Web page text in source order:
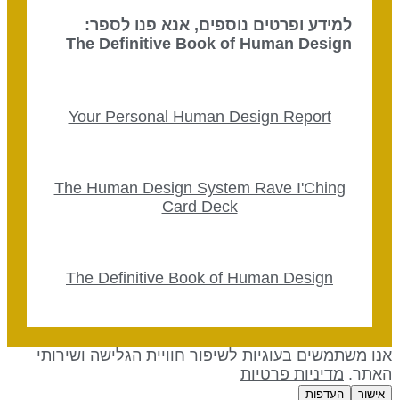
למידע ופרטים נוספים, אנא פנו לספר:
The Definitive Book of Human Design
Your Personal Human Design Report
The Human Design System Rave I'Ching
Card Deck
The Definitive Book of Human Design
משתמשים בעוגיות לשיפור חוויית הגלישה ושירותי
מדיניות פרטיות
אישור העדפות